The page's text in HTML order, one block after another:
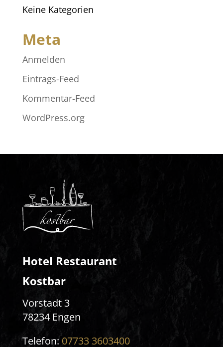
Keine Kategorien
Meta
Anmelden
Eintrags-Feed
Kommentar-Feed
WordPress.org
Hotel Restaurant
Kostbar
Vorstadt 3
78234 Engen
Telefon: 07733 3603400